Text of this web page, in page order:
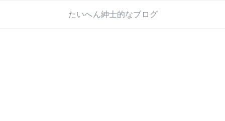
たいへん紳士的なブログ